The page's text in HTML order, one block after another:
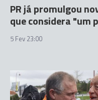
PR já promulgou
que considera "um
5 Fev 23:00